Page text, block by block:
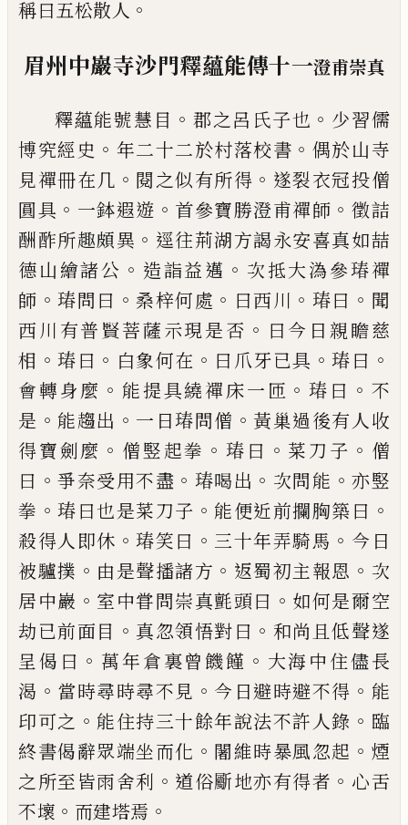
稱曰五松散人 。
眉州中巖寺沙門釋蘊能傳十一澄甫崇真
釋蘊能號慧目 。郡之呂氏子也 。 少習儒
博究經史 。 年二十二於村落校書 。 偶於山寺
見禪冊在几 。 閱之似有所得 。 遂裂衣冠投僧
圓具 。 一鉢遐遊 。 首參寶勝澄甫禪師 。徵詰
酬酢所趣頗異 。 逕往荊湖方謁永安喜真如喆
德山繪諸公 。 造詣益邁 。 次抵大溈參瑃禪
師 。 瑃問曰 。桑梓何處 。 曰西川 。 瑃曰 。 聞
西川有普賢菩薩示現是否 。 曰今日親瞻慈
相 。 瑃曰 。 白象何在 。 曰爪牙已具 。 瑃曰 。
會轉身麼 。 能提具繞禪床一匝 。 瑃曰 。 不
是 。 能趨出 。 一日瑃問僧 。 黃巢過後有人收
得寶劍麼 。 僧竪起拳 。 瑃曰 。 菜刀子 。 僧
曰 。爭奈受用不盡 。 瑃喝出 。 次問能 。亦竪
拳 。 瑃曰也是菜刀子 。 能便近前攔胸築曰 。
殺得人即休 。 瑃笑曰 。 三十年弄騎馬 。 今日
被驢撲 。 由是聲播諸方 。 返蜀初主報恩 。 次
居中巖 。 室中甞問崇真氈頭曰 。 如何是爾空
劫已前面目 。 真忽領悟對曰 。 和尚且低聲遂
呈偈曰 。 萬年倉裏曾饑饉 。 大海中住儘長
渴 。 當時尋時尋不見 。 今日避時避不得 。 能
印可之 。 能住持三十餘年說法不許人錄 。 臨
終書偈辭眾端坐而化 。 闍維時暴風忽起 。 煙
之所至皆雨舍利 。 道俗斸地亦有得者 。 心舌
不壞 。 而建塔焉 。